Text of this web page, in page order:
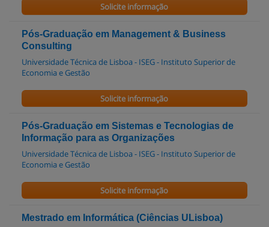
Solicite informação
Pós-Graduação em Management & Business
Consulting
Universidade Técnica de Lisboa - ISEG - Instituto Superior de
Economia e Gestão
Solicite informação
Pós-Graduação em Sistemas e Tecnologias de
Informação para as Organizações
Universidade Técnica de Lisboa - ISEG - Instituto Superior de
Economia e Gestão
Solicite informação
Mestrado em Informática (Ciências ULisboa)